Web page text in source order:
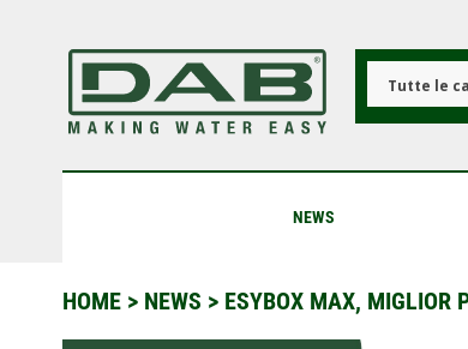
contenuto
Tutte le
NEWS
HOME > NEWS > ESYBOX MAX, MIGLIOR